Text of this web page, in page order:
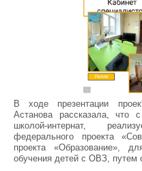
В ходе презентации
Астанова рассказала, что
школой-интернат,
федерального проекта
проекта «Образование»,
обучения детей с ОВЗ, путем